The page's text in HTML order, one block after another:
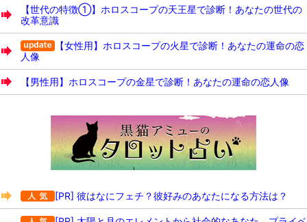
【世代の特徴①】ホロスコープの天王星で診断！あなたの世代の
改革意識
【女性用】ホロスコープの火星で診断！あなたの運命の恋
人像
【男性用】ホロスコープの金星で診断！あなたの運命の恋人像
[PR] 彼はなにフェチ？彼好みのあなたになる方法は？